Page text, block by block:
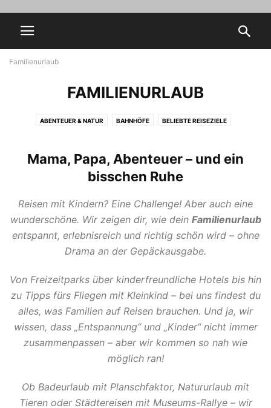
Familienurlaub
FAMILIENURLAUB
ABENTEUER & NATUR BAHNHÖFE BELIEBTE REISEZIELE
HOCHZEITSREISEN FÜR TRAUMTAGE
KULINARISCHE REISEN LIFESTYLE
PRAKTISCHE REISETIPPS REISEN UM DIE WELT
SCANDALS STÄDTEREISEN STRANDURLAUB TRENDS
WEIHNACHTSMÄRKTE WELLNESS & ENTSPANNUNG
Mama, Papa, Abenteuer – und ein
bisschen Ruhe
Reisen mit Kindern? Eine Challenge! Aber auch eine
wunderschöne. Wir zeigen dir, wie dein Familienurlaub
entspannt, erlebnisreich und richtig schön wird – ohne
Drama an der Gepäckausgabe.
Von Freizeitparks über kinderfreundliche Hotels bis hin
zu Tipps fürs Fliegen mit Kleinkind – bei uns findest du
alles, was Familien auf Reisen brauchen. Und ja, wir
wissen, dass „Entspannung“ und „Kinder“ nicht immer
zusammenpassen – aber wir kommen so nah wie
möglich ran!
Ob Badeurlaub mit Planschfaktor, Natururlaub mit
Tieren oder Städtereisen mit Museums-Rallye – wir